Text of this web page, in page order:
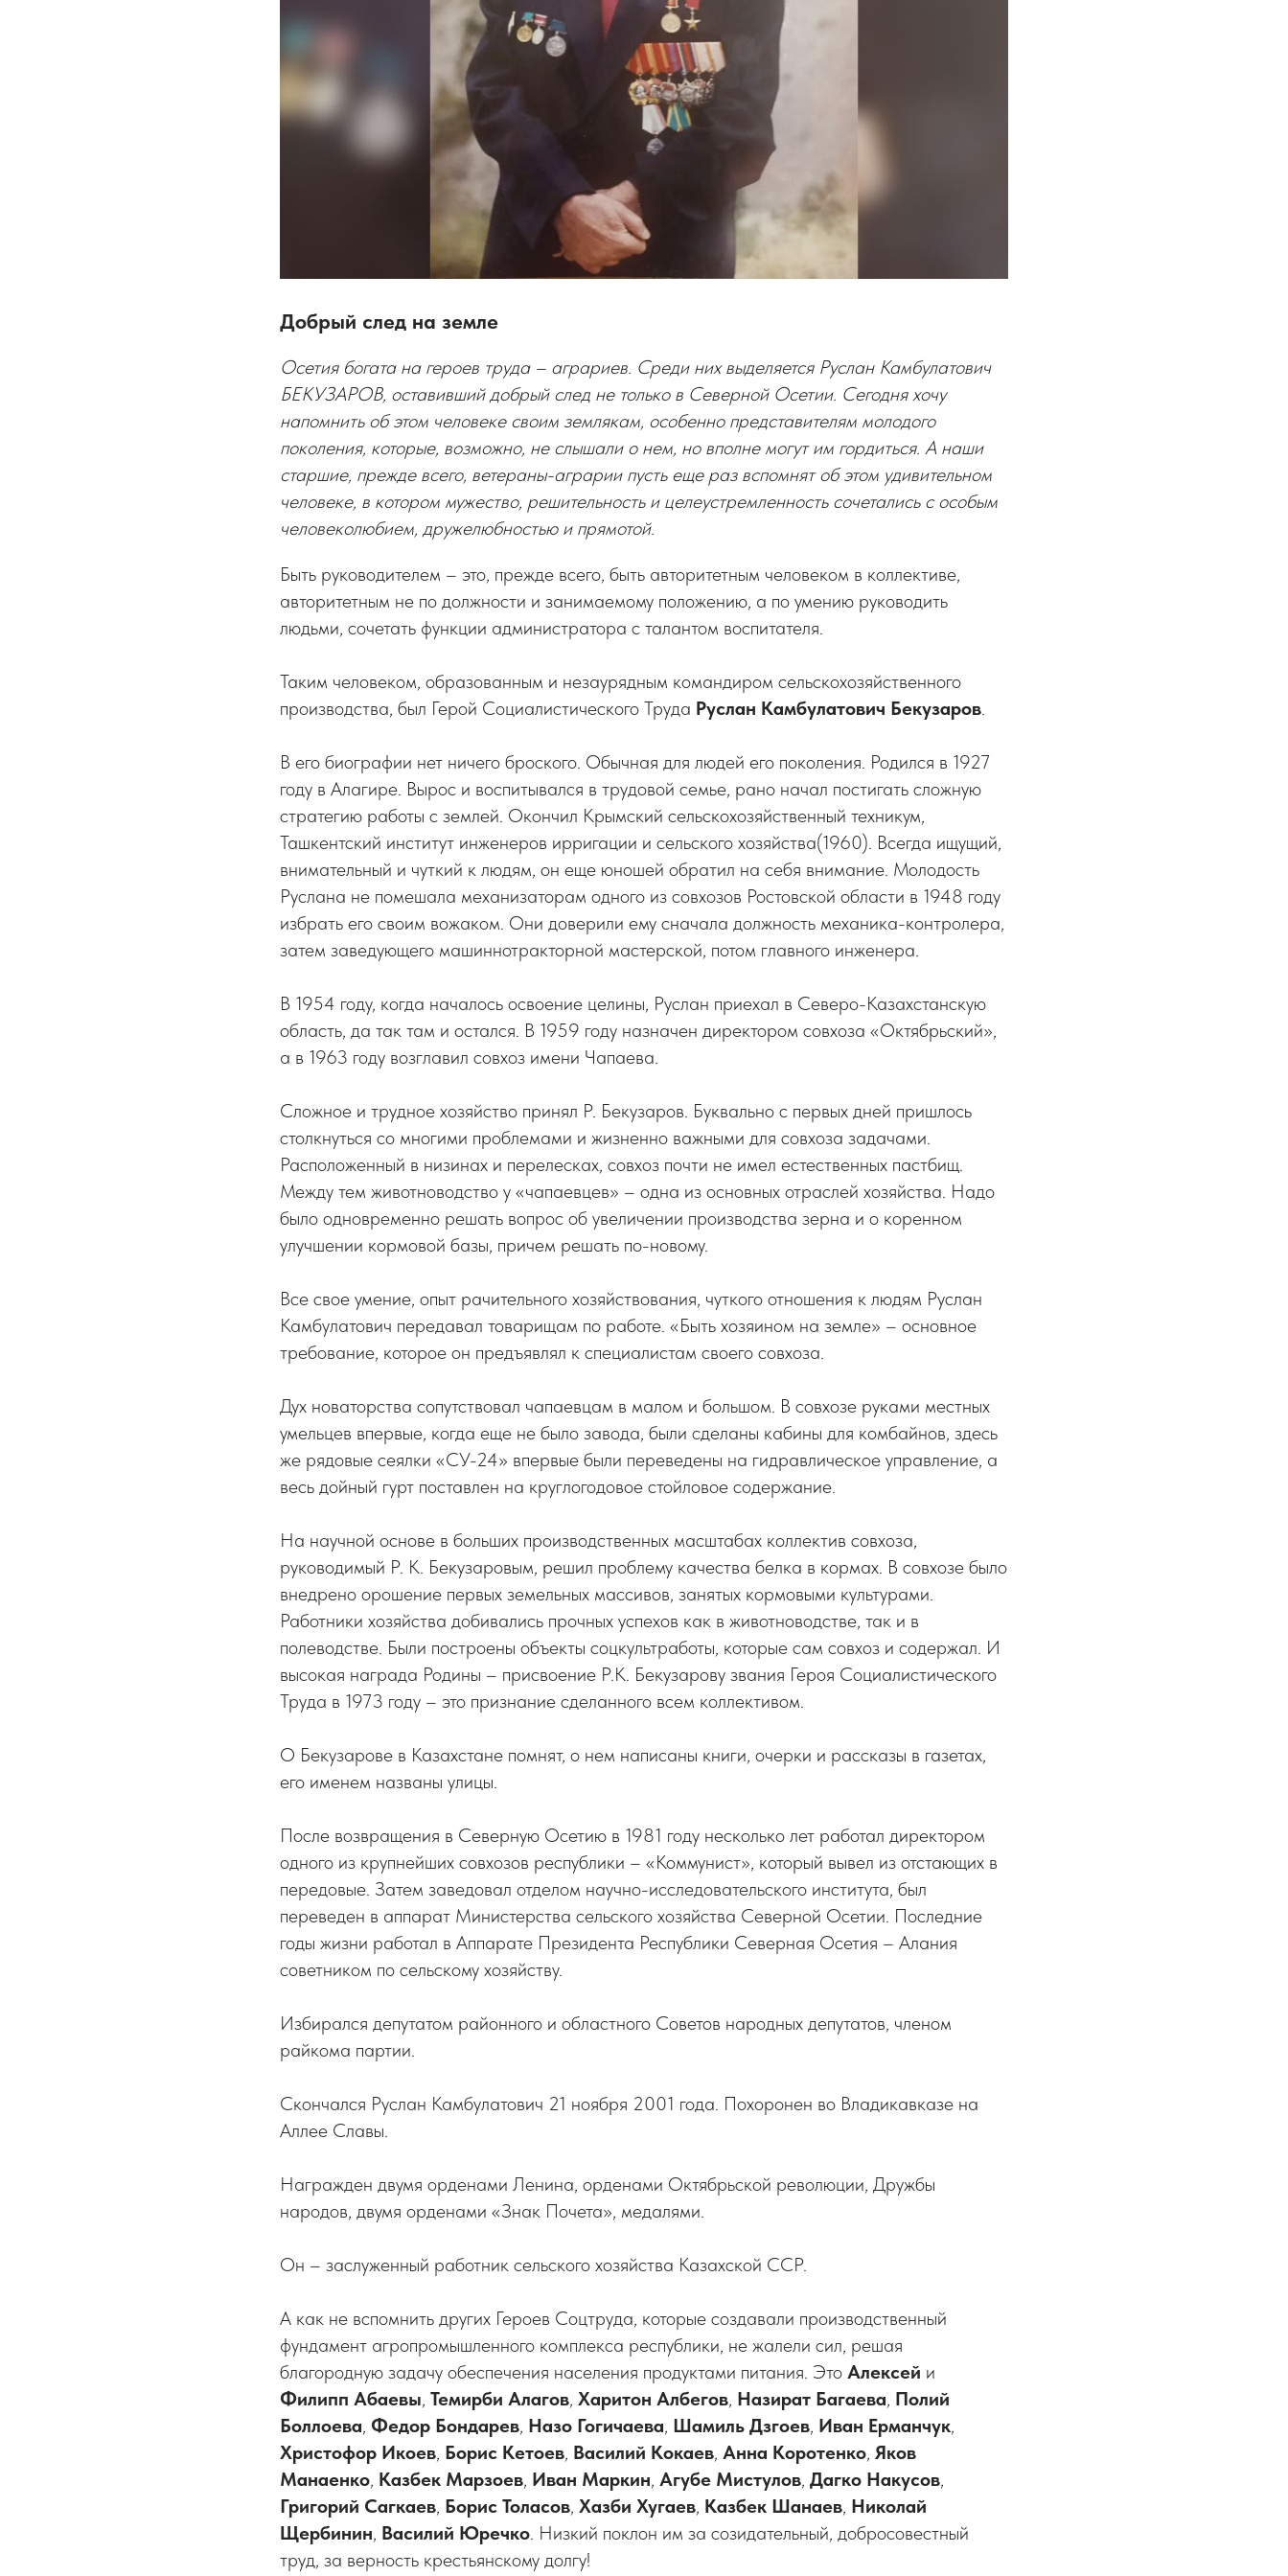
Добрый след на земле
Осетия богата на героев труда – аграриев. Среди них выделяется Руслан Камбулатович
БЕКУЗАРОВ, оставивший добрый след не только в Северной Осетии. Сегодня хочу
напомнить об этом человеке своим землякам, особенно представителям молодого
поколения, которые, возможно, не слышали о нем, но вполне могут им гордиться. А наши
старшие, прежде всего, ветераны-аграрии пусть еще раз вспомнят об этом удивительном
человеке, в котором мужество, решительность и целеустремленность сочетались с особым
человеколюбием, дружелюбностью и прямотой.
Быть руководителем – это, прежде всего, быть авторитетным человеком в коллективе,
авторитетным не по должности и занимаемому положению, а по умению руководить
людьми, сочетать функции администратора с талантом воспитателя.
Таким человеком, образованным и незаурядным командиром сельскохозяйственного
производства, был Герой Социалистического Труда Руслан Камбулатович Бекузаров.
В его биографии нет ничего броского. Обычная для людей его поколения. Родился в 1927
году в Алагире. Вырос и воспитывался в трудовой семье, рано начал постигать сложную
стратегию работы с землей. Окончил Крымский сельскохозяйственный техникум,
Ташкентский институт инженеров ирригации и сельского хозяйства(1960). Всегда ищущий,
внимательный и чуткий к людям, он еще юношей обратил на себя внимание. Молодость
Руслана не помешала механизаторам одного из совхозов Ростовской области в 1948 году
избрать его своим вожаком. Они доверили ему сначала должность механика-контролера,
затем заведующего машиннотракторной мастерской, потом главного инженера.
В 1954 году, когда началось освоение целины, Руслан приехал в Северо-Казахстанскую
область, да так там и остался. В 1959 году назначен директором совхоза «Октябрьский»,
а в 1963 году возглавил совхоз имени Чапаева.
Сложное и трудное хозяйство принял Р. Бекузаров. Буквально с первых дней пришлось
столкнуться со многими проблемами и жизненно важными для совхоза задачами.
Расположенный в низинах и перелесках, совхоз почти не имел естественных пастбищ.
Между тем животноводство у «чапаевцев» – одна из основных отраслей хозяйства. Надо
было одновременно решать вопрос об увеличении производства зерна и о коренном
улучшении кормовой базы, причем решать по-новому.
Все свое умение, опыт рачительного хозяйствования, чуткого отношения к людям Руслан
Камбулатович передавал товарищам по работе. «Быть хозяином на земле» – основное
требование, которое он предъявлял к специалистам своего совхоза.
Дух новаторства сопутствовал чапаевцам в малом и большом. В совхозе руками местных
умельцев впервые, когда еще не было завода, были сделаны кабины для комбайнов, здесь
же рядовые сеялки «СУ-24» впервые были переведены на гидравлическое управление, а
весь дойный гурт поставлен на круглогодовое стойловое содержание.
На научной основе в больших производственных масштабах коллектив совхоза,
руководимый Р. К. Бекузаровым, решил проблему качества белка в кормах. В совхозе было
внедрено орошение первых земельных массивов, занятых кормовыми культурами.
Работники хозяйства добивались прочных успехов как в животноводстве, так и в
полеводстве. Были построены объекты соцкультработы, которые сам совхоз и содержал. И
высокая награда Родины – присвоение Р.К. Бекузарову звания Героя Социалистического
Труда в 1973 году – это признание сделанного всем коллективом.
О Бекузарове в Казахстане помнят, о нем написаны книги, очерки и рассказы в газетах,
его именем названы улицы.
После возвращения в Северную Осетию в 1981 году несколько лет работал директором
одного из крупнейших совхозов республики – «Коммунист», который вывел из отстающих в
передовые. Затем заведовал отделом научно-исследовательского института, был
переведен в аппарат Министерства сельского хозяйства Северной Осетии. Последние
годы жизни работал в Аппарате Президента Республики Северная Осетия – Алания
советником по сельскому хозяйству.
Избирался депутатом районного и областного Советов народных депутатов, членом
райкома партии.
Скончался Руслан Камбулатович 21 ноября 2001 года. Похоронен во Владикавказе на
Аллее Славы.
Награжден двумя орденами Ленина, орденами Октябрьской революции, Дружбы
народов, двумя орденами «Знак Почета», медалями.
Он – заслуженный работник сельского хозяйства Казахской ССР.
А как не вспомнить других Героев Соцтруда, которые создавали производственный
фундамент агропромышленного комплекса республики, не жалели сил, решая
благородную задачу обеспечения населения продуктами питания. Это Алексей и
Филипп Абаевы, Темирби Алагов, Харитон Албегов, Назират Багаева, Полий
Боллоева, Федор Бондарев, Назо Гогичаева, Шамиль Дзгоев, Иван Ерманчук,
Христофор Икоев, Борис Кетоев, Василий Кокаев, Анна Коротенко, Яков
Манаенко, Казбек Марзоев, Иван Маркин, Агубе Мистулов, Дагко Накусов,
Григорий Сагкаев, Борис Толасов, Хазби Хугаев, Казбек Шанаев, Николай
Щербинин, Василий Юречко. Низкий поклон им за созидательный, добросовестный
труд, за верность крестьянскому долгу!